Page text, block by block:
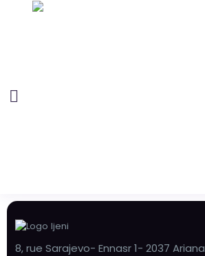
8, rue Sarajevo- Ennasr 1- 2037 Ariana